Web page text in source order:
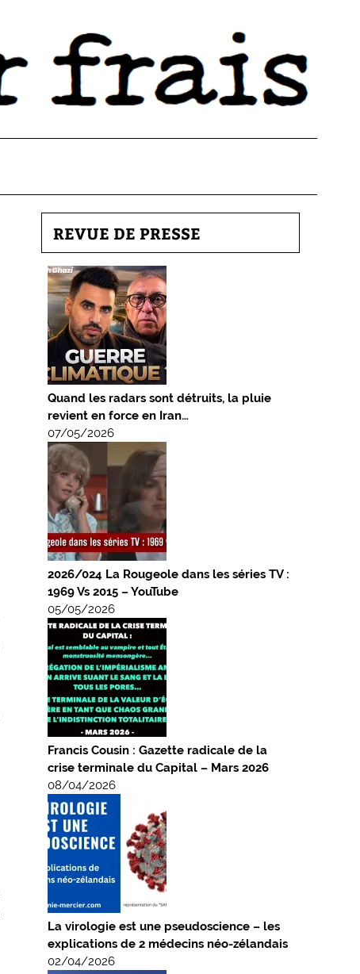
REVUE DE PRESSE
Quand les radars sont détruits, la pluie
revient en force en Iran…
07/05/2026
2026/024 La Rougeole dans les séries TV :
1969 Vs 2015 – YouTube
05/05/2026
Francis Cousin : Gazette radicale de la
crise terminale du Capital – Mars 2026
08/04/2026
La virologie est une pseudoscience – les
explications de 2 médecins néo-zélandais
02/04/2026